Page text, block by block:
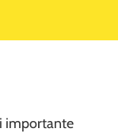
importante